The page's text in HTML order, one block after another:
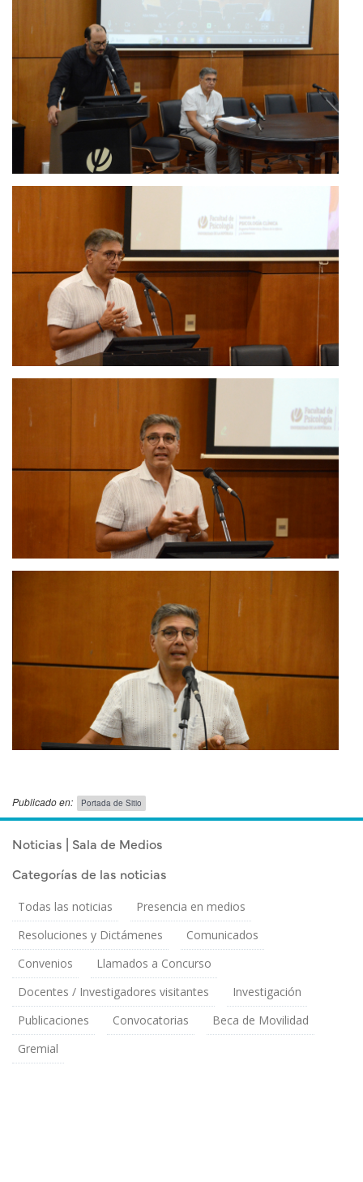
Noticias | Sala de Medios
Categorías de las noticias
Todas las noticias
Presencia en medios
Resoluciones y Dictámenes
Comunicados
Convenios
Llamados a Concurso
Docentes / Investigadores visitantes
Investigación
Publicaciones
Convocatorias
Beca de Movilidad
Gremial
Publicado en: Portada de Sitio
Publicado el Viernes 10 Abril, 2026